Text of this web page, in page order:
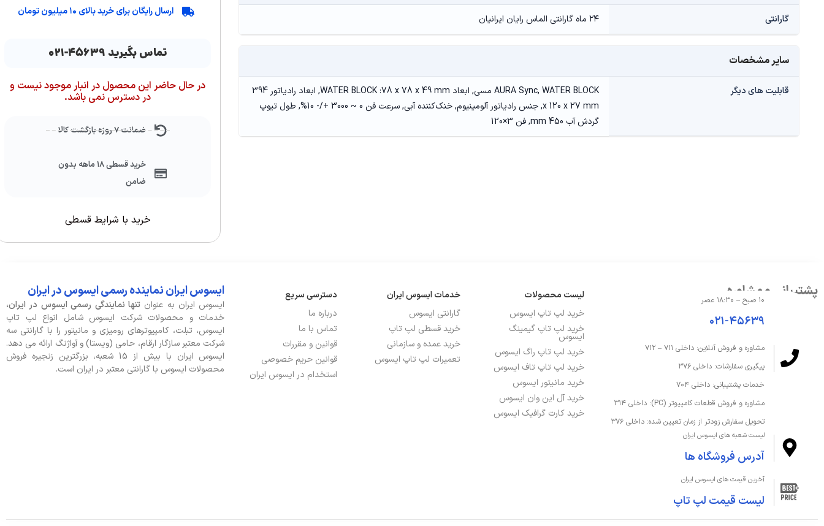
گارانتی ۲۴ ماه گارانتی الماس رایان ایرانیان
سایر مشخصات
قابلیت های دیگر
AURA Sync, WATER BLOCK مسی, ابعاد WATER BLOCK :78 x 78 x 49 mm, ابعاد رادیاتور 394
x 120 x 27 mm, جنس رادیاتور آلومینیوم, خنک‌کننده آبی, سرعت فن 0 ~ 3000 +/- 10%, طول تیوپ
گردش آب 450 mm, فن 3×120
ارسال رایگان برای خرید بالای ۱۰ میلیون تومان
تماس بگیرید ۴۵۶۳۹-۰۲۱
در حال حاضر این محصول در انبار موجود نیست و
در دسترس نمی باشد.
ضمانت ۷ روزه بازگشت کالا
خرید قسطی ۱۸ ماهه بدون
ضامن
خرید با شرایط قسطی
پشتیبانی و مشاوره
۱۰ صبح – ۱۸:۳۰ عصر
۰۲۱-۴۵۶۳۹
مشاوره و فروش آنلاین: داخلی ۷۱۱ – ۷۱۲
پیگیری سفارشات: داخلی ۳۷۶
خدمات پشتیبانی: داخلی ۷۰۴
مشاوره و فروش قطعات کامپیوتر (PC): داخلی ۳۱۴
تحویل سفارش زودتر از زمان تعیین شده: داخلی ۳۷۶
لیست شعبه های ایسوس ایران
آدرس فروشگاه ها
آخرین قیمت های ایسوس ایران
لیست قیمت لپ تاپ
لیست محصولات
خرید لپ تاپ ایسوس
خرید لپ تاپ گیمینگ
ایسوس
خرید لپ تاپ راگ ایسوس
خرید لپ تاپ تاف ایسوس
خرید مانیتور ایسوس
خرید آل این وان ایسوس
خرید کارت گرافیک ایسوس
خدمات ایسوس ایران
گارانتی ایسوس
خرید قسطی لپ تاپ
خرید عمده و سازمانی
تعمیرات لپ تاپ ایسوس
دسترسی سریع
درباره ما
تماس با ما
قوانین و مقررات
قوانین حریم خصوصی
استخدام در ایسوس ایران
ایسوس ایران نماینده رسمی ایسوس در ایران
ایسوس ایران به عنوان تنها نمایندگی رسمی ایسوس در ایران،
خدمات و محصولات شرکت ایسوس شامل انواع لپ تاپ
ایسوس، تبلت، کامپیوترهای رومیزی و مانیتور را با گارانتی سه
شرکت معتبر سازگار ارقام، حامی (ویستا) و آواژنگ ارائه می دهد.
ایسوس ایران با بیش از 15 شعبه، بزرگترین زنجیره فروش
محصولات ایسوس با گارانتی معتبر در ایران است.